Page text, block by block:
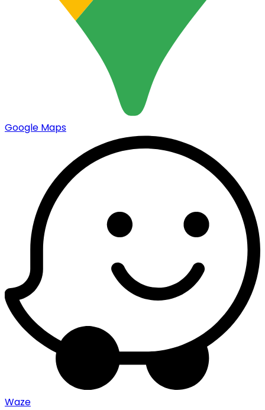
Google Maps
Waze